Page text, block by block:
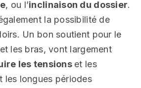
, ou l’inclinaison du dossier.
la possibilité de
Un bon soutient pour le
les bras, vont largement
les tensions et les
les longues périodes